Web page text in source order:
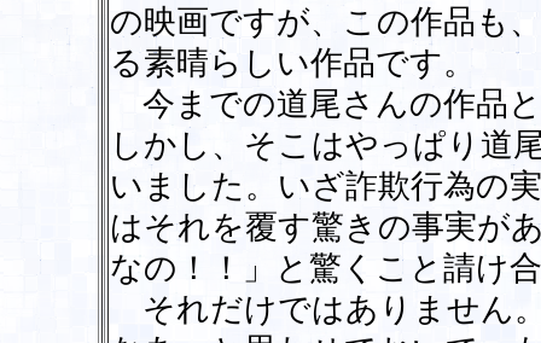
の映画ですが、この作品も
る素晴らしい作品です。
今までの道尾さんの作品
しかし、そこはやっぱり道
いました。いざ詐欺行為の
はそれを覆す驚きの事実が
なの！！」と驚くこと請け
それだけではありません